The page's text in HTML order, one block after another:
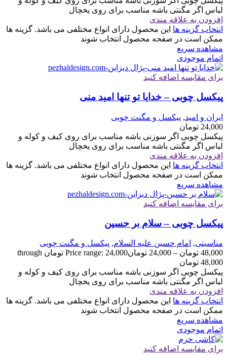
لباس اگر مگنتی باشه مناسب برای روی یخچال
افزودن به علاقه مندی
انتخاب گزینه ها این محصول دارای انواع مختلفی می باشد. گزینه ها
ممکن است در صفحه محصول انتخاب شوند
مشاهده سریع
اتمام موجودی
برای مقایسه اضافه کنید
پیکسل چوبی – خدایا تو تنها امید منی
ایران و امید, پیکسل و مگنت چوبی
24,000 تومان
پیکسل چوبی اگر سوزنی باشه مناسب برای روی کیف و کوله و
لباس اگر مگنتی باشه مناسب برای روی یخچال
افزودن به علاقه مندی
انتخاب گزینه ها این محصول دارای انواع مختلفی می باشد. گزینه ها
ممکن است در صفحه محصول انتخاب شوند
مشاهده سریع
برای مقایسه اضافه کنید
پیکسل چوبی – سلام بر حسین
مناسبتی, امام حسین علیه السلام, پیکسل و مگنت چوبی
48,000 تومان –
24,000 تومان
Price range: 24,000 تومان through
48,000 تومان
پیکسل چوبی اگر سوزنی باشه مناسب برای روی کیف و کوله و
لباس اگر مگنتی باشه مناسب برای روی یخچال
افزودن به علاقه مندی
انتخاب گزینه ها این محصول دارای انواع مختلفی می باشد. گزینه ها
ممکن است در صفحه محصول انتخاب شوند
مشاهده سریع
اتمام موجودی
برای مقایسه اضافه کنید